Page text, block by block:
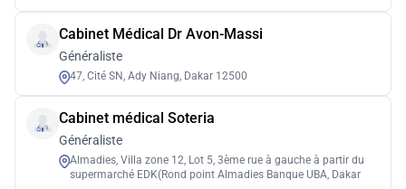
Cabinet Médical Dr Avon-Massi
Généraliste
47, Cité SN, Ady Niang, Dakar 12500
Cabinet médical Soteria
Généraliste
Almadies, Villa zone 12, Lot 5, 3ème rue à gauche à partir du
supermarché EDK(Rond point Almadies Banque UBA, Dakar